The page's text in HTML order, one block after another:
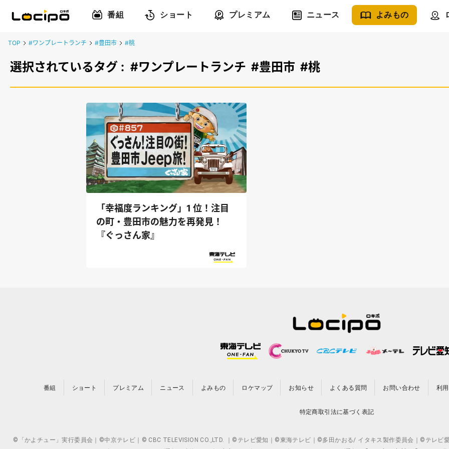
番組 ショート プレミアム ニュース よみもの
TOP #ワンプレートランチ #豊田市 #桃
選択されているタグ : #ワンプレートランチ #豊田市 #桃
「幸福度ランキング」1 位！注目
の町・豊田市の魅力を再発見！
『ぐっさん家』
番組 ショート プレミアム ニュース よみもの ロケマップ お知らせ よくある質問 お問い合わせ 利
特定商取引法に基づく表記
©「かよチュー」実行委員会｜©中京テレビ｜© CBC TELEVISION CO.,LTD. ｜©テレビ愛知｜©東海テレビ｜©多田かおる/ イタキス製作委員会｜©テレビ